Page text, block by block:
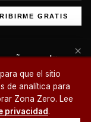
GRATIS
reservados.
que el sitio
de analítica para
Zona Zero. Lee
privacidad.
en tu
SUSCRIBIRME
×